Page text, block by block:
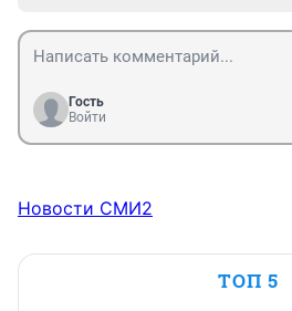
Гость
Войти
Новости СМИ2
ТОП 5